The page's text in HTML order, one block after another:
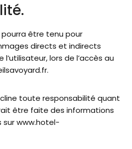
pourra être tenu pour
directs et indirects
lors de l’accès au
toute responsabilité quant
être faite des informations
www.hotel-